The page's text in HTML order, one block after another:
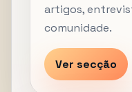
artigos,
comunidade.
Ver secção